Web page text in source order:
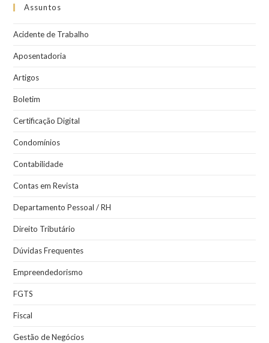
Assuntos
Acidente de Trabalho
Aposentadoria
Artigos
Boletim
Certificação Digital
Condomínios
Contabilidade
Contas em Revista
Departamento Pessoal / RH
Direito Tributário
Dúvidas Frequentes
Empreendedorismo
FGTS
Fiscal
Gestão de Negócios